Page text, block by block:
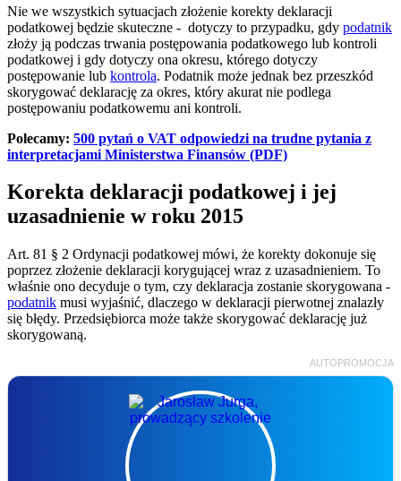
Nie we wszystkich sytuacjach złożenie korekty deklaracji
podatkowej będzie skuteczne - dotyczy to przypadku, gdy podatnik
złoży ją podczas trwania postępowania podatkowego lub kontroli
podatkowej i gdy dotyczy ona okresu, którego dotyczy
postępowanie lub kontrola. Podatnik może jednak bez przeszkód
skorygować deklarację za okres, który akurat nie podlega
postępowaniu podatkowemu ani kontroli.
Polecamy: 500 pytań o VAT odpowiedzi na trudne pytania z
interpretacjami Ministerstwa Finansów (PDF)
Korekta deklaracji podatkowej i jej
uzasadnienie w roku 2015
Art. 81 § 2 Ordynacji podatkowej mówi, że korekty dokonuje się
poprzez złożenie deklaracji korygującej wraz z uzasadnieniem. To
właśnie ono decyduje o tym, czy deklaracja zostanie skorygowana -
podatnik musi wyjaśnić, dlaczego w deklaracji pierwotnej znalazły
się błędy. Przedsiębiorca może także skorygować deklarację już
skorygowaną.
AUTOPROMOCJA